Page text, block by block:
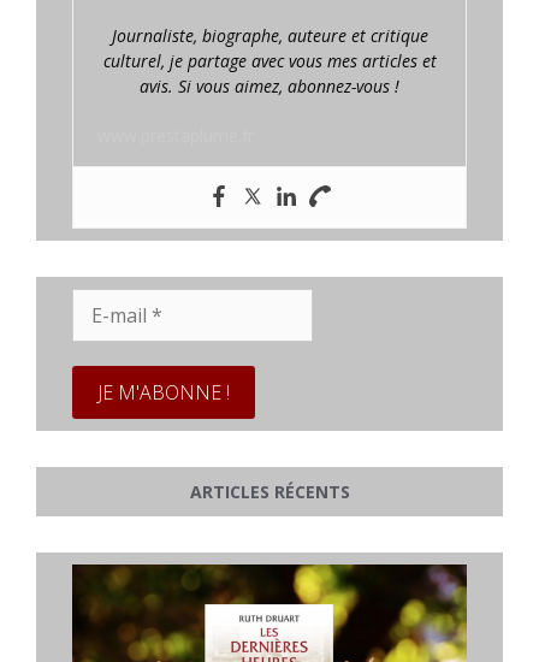
Journaliste, biographe, auteure et critique
culturel, je partage avec vous mes articles et
avis. Si vous aimez, abonnez-vous !
mail
ARTICLES RÉCENTS